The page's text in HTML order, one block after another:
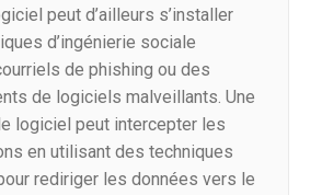
peut d’ailleurs s’installer
d’ingénierie sociale
de phishing ou des
de logiciels malveillants. Une
logiciel peut intercepter les
en utilisant des techniques
rediriger les données vers le